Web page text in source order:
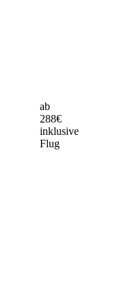
ab
288€
inklusive
Flug